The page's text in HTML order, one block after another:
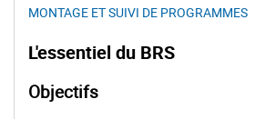
MONTAGE ET SUIVI DE PROGRAMMES
L'essentiel du BRS
Objectifs